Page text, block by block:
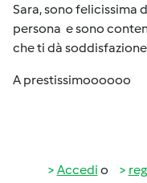
Sara, sono felicissima
persona e sono
che ti dà soddisfazione
A prestissimoooooo
Accedi o